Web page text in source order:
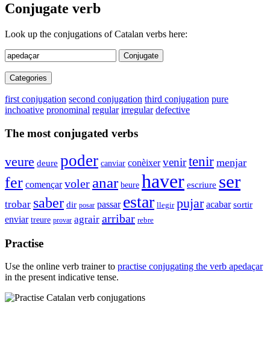
Conjugate verb
Look up the conjugations of Catalan verbs here:
Conjugate
Categories
first conjugation second conjugation third conjugation pure
inchoative pronominal regular irregular defective
The most conjugated verbs
veure deure poder canviar conèixer venirtenir menjar
fer començar voler anar beure haver escriure ser
trobar saber dir posar passar estar llegir pujar acabar sortir
enviar treure provar agrair arribar rebre
Practise
Use the online verb trainer to practise conjugating the verb apedaçar
in the present indicative tense.